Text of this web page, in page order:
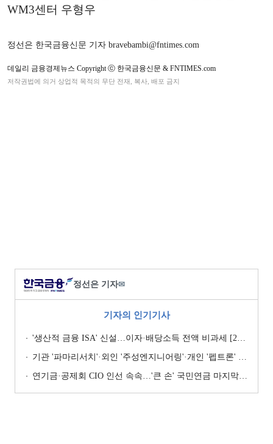
WM3센터 우형우
정선은 한국금융신문 기자 bravebambi@fntimes.com
데일리 금융경제뉴스 Copyright ⓒ 한국금융신문 & FNTIMES.com
저작권법에 의거 상업적 목적의 무단 전재, 복사, 배포 금지
정선은 기자✉
기자의 인기기사
'생산적 금융 ISA' 신설…이자·배당소득 전액 비과세 [2026 세제개편안]
기관 '파마리서치'·외인 '주성엔지니어링'·개인 '펩트론' 1위 [주간 코스닥 순매수- 2026년 7월27일~7월31일]
연기금·공제회 CIO 인선 속속…'큰 손' 국민연금 마지막 타자